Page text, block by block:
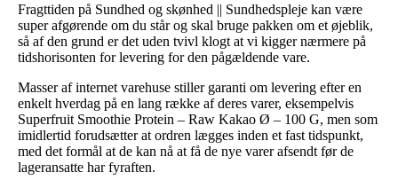
Fragttiden på Sundhed og skønhed || Sundhedspleje kan være
super afgørende om du står og skal bruge pakken om et øjeblik,
så af den grund er det uden tvivl klogt at vi kigger nærmere på
tidshorisonten for levering for den pågældende vare.
Masser af internet varehuse stiller garanti om levering efter en
enkelt hverdag på en lang række af deres varer, eksempelvis
Superfruit Smoothie Protein – Raw Kakao Ø – 100 G, men som
imidlertid forudsætter at ordren lægges inden et fast tidspunkt,
med det formål at de kan nå at få de nye varer afsendt før de
lageransatte har fyraften.